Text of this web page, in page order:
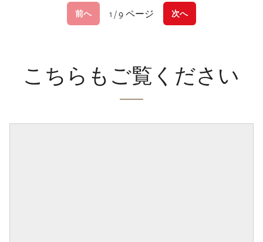
前へ 1 / 9 ページ 次へ
こちらもご覧ください